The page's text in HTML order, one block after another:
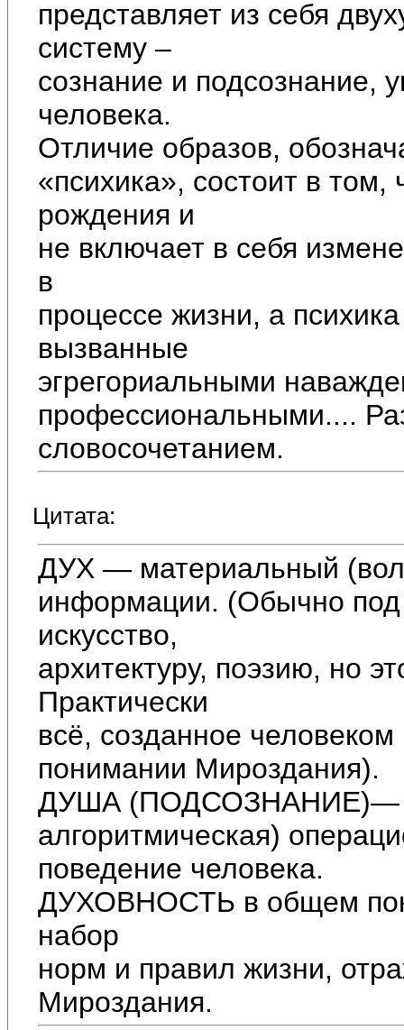
представляет из себя
систему –
сознание и подсознание,
человека.
Отличие образов,
«психика», состоит в
рождения и
не включает в себя
в
процессе жизни, а
вызванные
эгрегориальными
профессиональными....
словосочетанием.
Цитата:
ДУХ — материальный
информации. (Обычно
искусство,
архитектуру, поэзию, но
Практически
всё, созданное
понимании Мироздания).
ДУША (ПОДСОЗНАНИЕ)—
алгоритмическая)
поведение человека.
ДУХОВНОСТЬ в общем
набор
норм и правил жизни,
Мироздания.